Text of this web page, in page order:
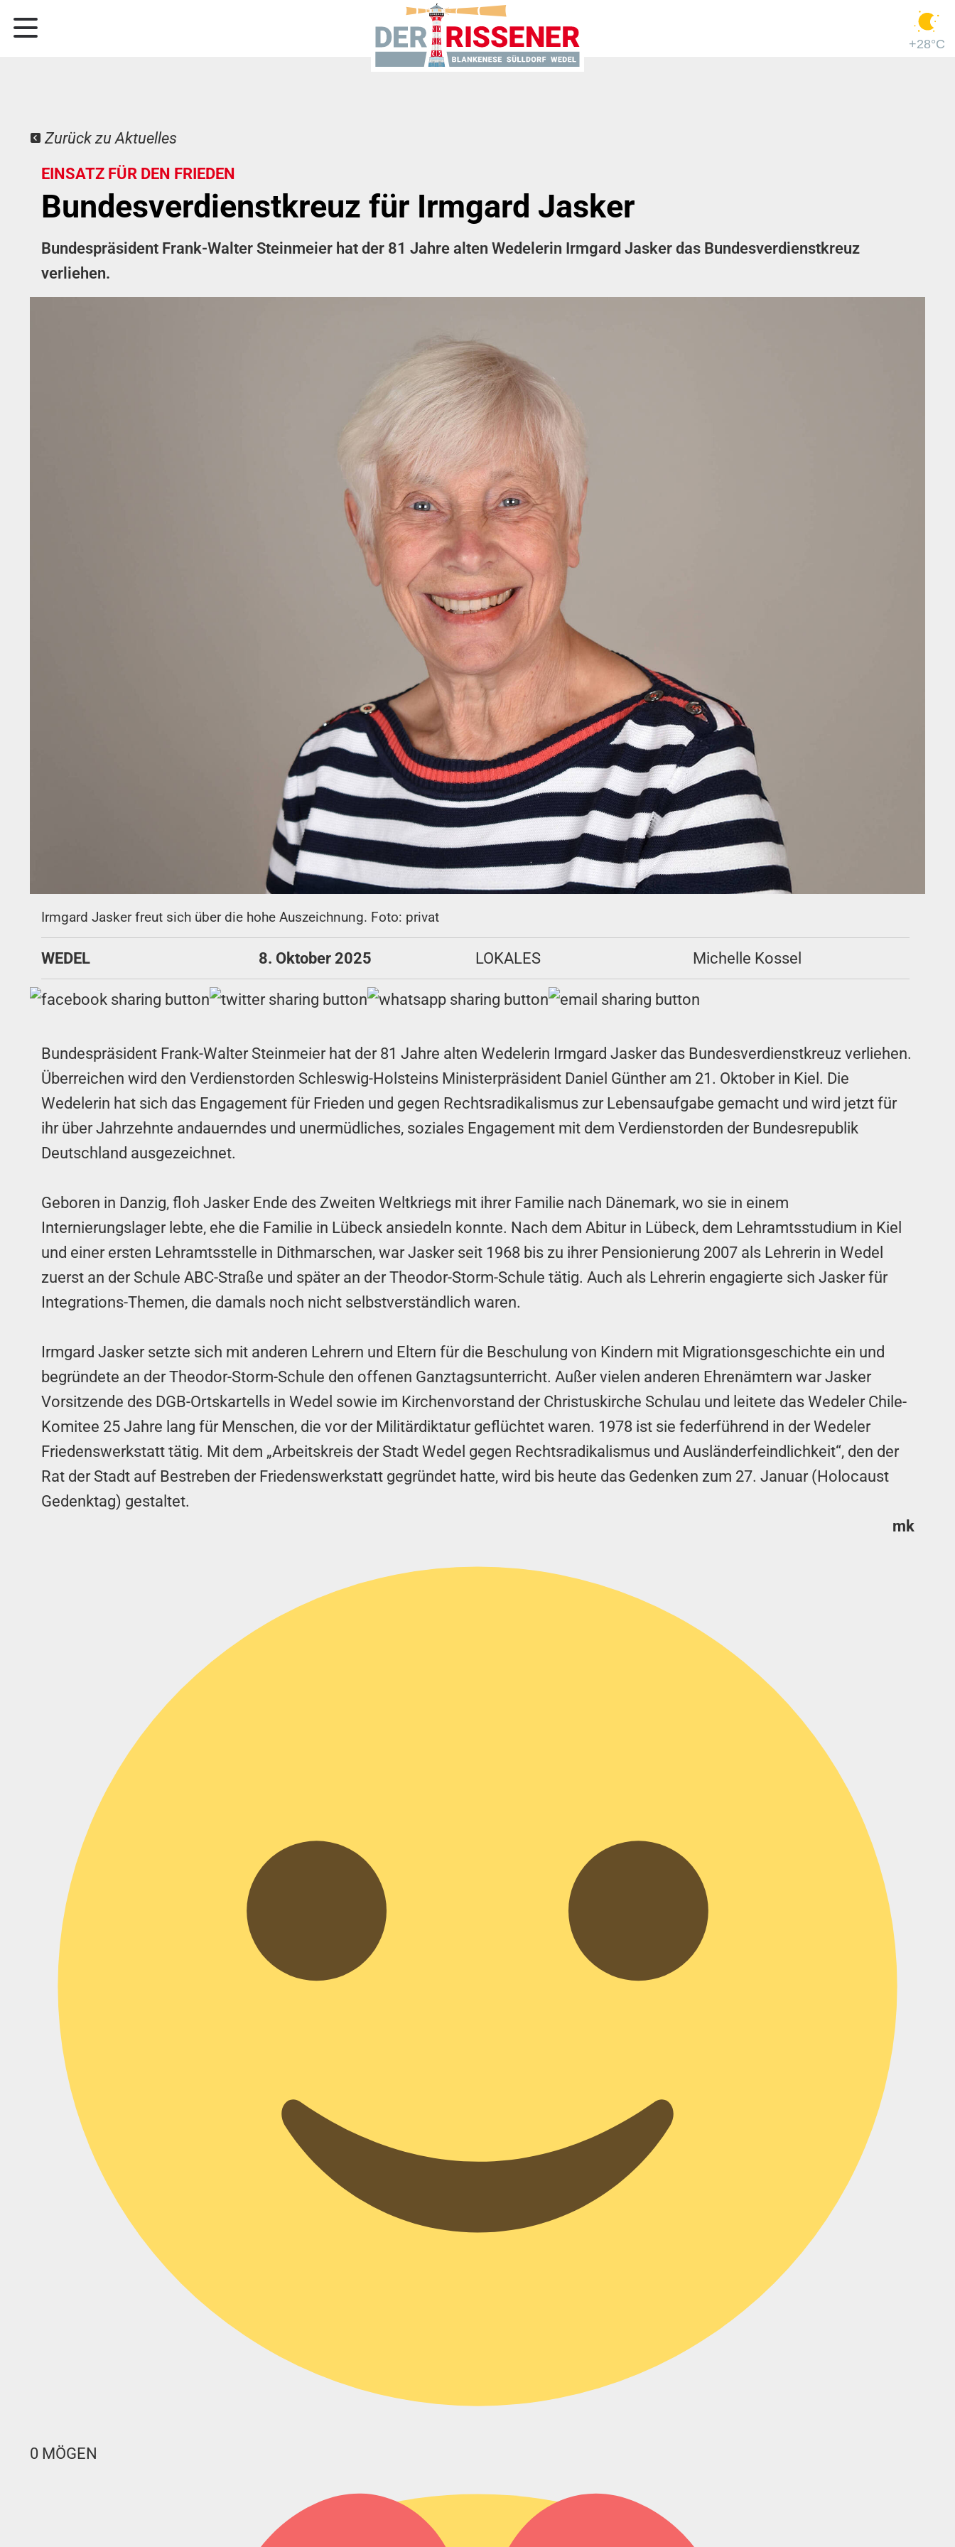
+28°C
Zurück zu Aktuelles
EINSATZ FÜR DEN FRIEDEN
Bundesverdienstkreuz für Irmgard Jasker
Bundespräsident Frank-Walter Steinmeier hat der 81 Jahre alten Wedelerin Irmgard Jasker das Bundesverdienstkreuz
verliehen.
Irmgard Jasker freut sich über die hohe Auszeichnung. Foto: privat
WEDEL 8. Oktober 2025 LOKALES Michelle Kossel
Bundespräsident Frank-Walter Steinmeier hat der 81 Jahre alten Wedelerin Irmgard Jasker das Bundesverdienstkreuz verliehen.
Überreichen wird den Verdienstorden Schleswig-Holsteins Ministerpräsident Daniel Günther am 21. Oktober in Kiel. Die
Wedelerin hat sich das Engagement für Frieden und gegen Rechtsradikalismus zur Lebensaufgabe gemacht und wird jetzt für
ihr über Jahrzehnte andauerndes und unermüdliches, soziales Engagement mit dem Verdienstorden der Bundesrepublik
Deutschland ausgezeichnet.
Geboren in Danzig, floh Jasker Ende des Zweiten Weltkriegs mit ihrer Familie nach Dänemark, wo sie in einem
Internierungslager lebte, ehe die Familie in Lübeck ansiedeln konnte. Nach dem Abitur in Lübeck, dem Lehramtsstudium in Kiel
und einer ersten Lehramtsstelle in Dithmarschen, war Jasker seit 1968 bis zu ihrer Pensionierung 2007 als Lehrerin in Wedel
zuerst an der Schule ABC-Straße und später an der Theodor-Storm-Schule tätig. Auch als Lehrerin engagierte sich Jasker für
Integrations-Themen, die damals noch nicht selbstverständlich waren.
Irmgard Jasker setzte sich mit anderen Lehrern und Eltern für die Beschulung von Kindern mit Migrationsgeschichte ein und
begründete an der Theodor-Storm-Schule den offenen Ganztagsunterricht. Außer vielen anderen Ehrenämtern war Jasker
Vorsitzende des DGB-Ortskartells in Wedel sowie im Kirchenvorstand der Christuskirche Schulau und leitete das Wedeler Chile-
Komitee 25 Jahre lang für Menschen, die vor der Militärdiktatur geflüchtet waren. 1978 ist sie federführend in der Wedeler
Friedenswerkstatt tätig. Mit dem „Arbeitskreis der Stadt Wedel gegen Rechtsradikalismus und Ausländerfeindlichkeit“, den der
Rat der Stadt auf Bestreben der Friedenswerkstatt gegründet hatte, wird bis heute das Gedenken zum 27. Januar (Holocaust
Gedenktag) gestaltet.
mk
0 MÖGEN